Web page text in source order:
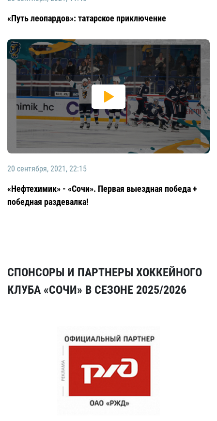
«Путь леопардов»: татарское приключение
20 сентября, 2021, 22:15
«Нефтехимик» - «Сочи». Первая выездная победа +
победная раздевалка!
СПОНСОРЫ И ПАРТНЕРЫ ХОККЕЙНОГО
КЛУБА «СОЧИ» В СЕЗОНЕ 2025/2026